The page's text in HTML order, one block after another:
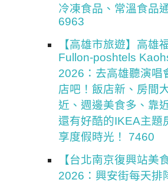
冷凍食品、常溫食品
6963
【高雄市旅遊】高雄
Fullon-poshtels
2026：去高雄聽演唱
店吧！飯店新、房間
近、週邊美食多、靠
還有好酷的IKEA主題
享度假時光！ 7460
【台北南京復興站美
2026：興安街每天排